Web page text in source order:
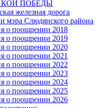
ПОБЕДЫ
железная дорога
мэра Слюдянского района
о поощрении 2018
о поощрении 2019
о поощрении 2020
о поощрении 2021
о поощрении 2022
о поощрении 2023
о поощрении 2024
о поощрении 2025
о поощрении 2026